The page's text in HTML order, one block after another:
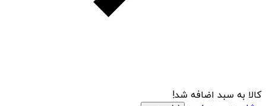
کالا به سبد اضافه شد!